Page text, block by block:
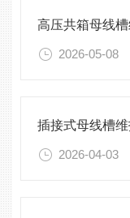
2026-05-08
2026-04-03